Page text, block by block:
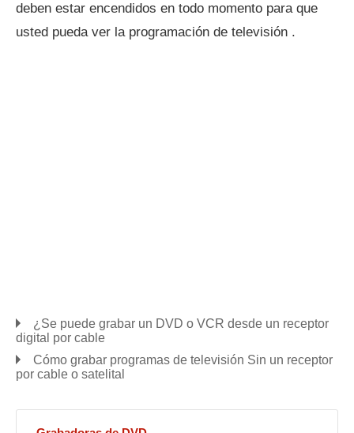
deben estar encendidos en todo momento para que
usted pueda ver la programación de televisión .
¿Se puede grabar un DVD o VCR desde un receptor
digital por cable
Cómo grabar programas de televisión Sin un receptor
por cable o satelital